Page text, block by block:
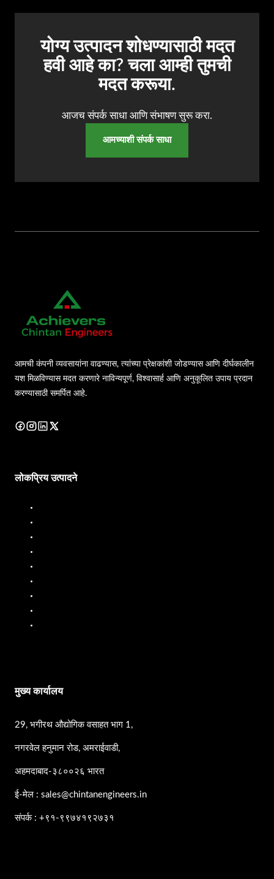
योग्य उत्पादन शोधण्यासाठी मदत
हवी आहे का? चला आम्ही तुमची
मदत करूया.
आजच संपर्क साधा आणि संभाषण सुरू करा.
आमच्याशी संपर्क साधा
आमची कंपनी व्यवसायांना वाढण्यास, त्यांच्या प्रेक्षकांशी जोडण्यास आणि दीर्घकालीन
यश मिळविण्यास मदत करणारे नाविन्यपूर्ण, विश्वासार्ह आणि अनुकूलित उपाय प्रदान
करण्यासाठी समर्पित आहे.
लोकप्रिय उत्पादने
मुख्य कार्यालय
29, भगीरथ औद्योगिक वसाहत भाग 1,
नगरवेल हनुमान रोड, अमराईवाडी,
अहमदाबाद-३८००२६ भारत
ई-मेल : sales@chintanengineers.in
संपर्क : +९१-९९७४१९२७३१